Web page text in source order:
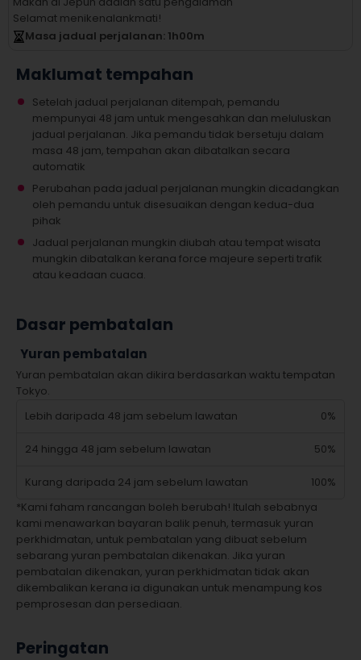
Selamat menikenalankmati!
Masa jadual perjalanan: 1h00m
Maklumat tempahan
Setelah jadual perjalanan ditempah, pemandu
mempunyai 48 jam untuk mengesahkan dan meluluskan
jadual perjalanan. Jika pemandu tidak bersetuju dalam
masa 48 jam, tempahan akan dibatalkan secara
automatik
Perubahan pada jadual perjalanan mungkin dicadangkan
oleh pemandu untuk disesuaikan dengan kedua-dua
pihak
Jadual perjalanan mungkin diubah atau tempat wisata
mungkin dibatalkan kerana force majeure seperti trafik
atau keadaan cuaca.
Dasar pembatalan
Yuran pembatalan
Yuran pembatalan akan dikira berdasarkan waktu tempatan
Tokyo.
Lebih daripada 48 jam sebelum lawatan
0%
24 hingga 48 jam sebelum lawatan 50%
Kurang daripada 24 jam sebelum lawatan
100%
*Kami faham rancangan boleh berubah! Itulah sebabnya
kami menawarkan bayaran balik penuh, termasuk yuran
perkhidmatan, untuk pembatalan yang dibuat sebelum
sebarang yuran pembatalan dikenakan. Jika yuran
pembatalan dikenakan, yuran perkhidmatan tidak akan
dikembalikan kerana ia digunakan untuk menampung kos
pemprosesan dan persediaan.
Peringatan